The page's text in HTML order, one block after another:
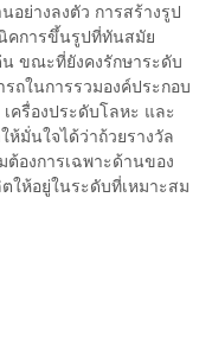
ย่างลงตัว การสร้างรูป
คการขึ้นรูปที่ทันสมัย
ขณะที่ยังคงรักษาระดับ
ถในการรวมองค์ประกอบ
ครื่องประดับโลหะ และ
ห้มั่นใจได้ว่าถ้วยรางวัล
องการเฉพาะด้านของ
ให้อยู่ในระดับที่เหมาะสม